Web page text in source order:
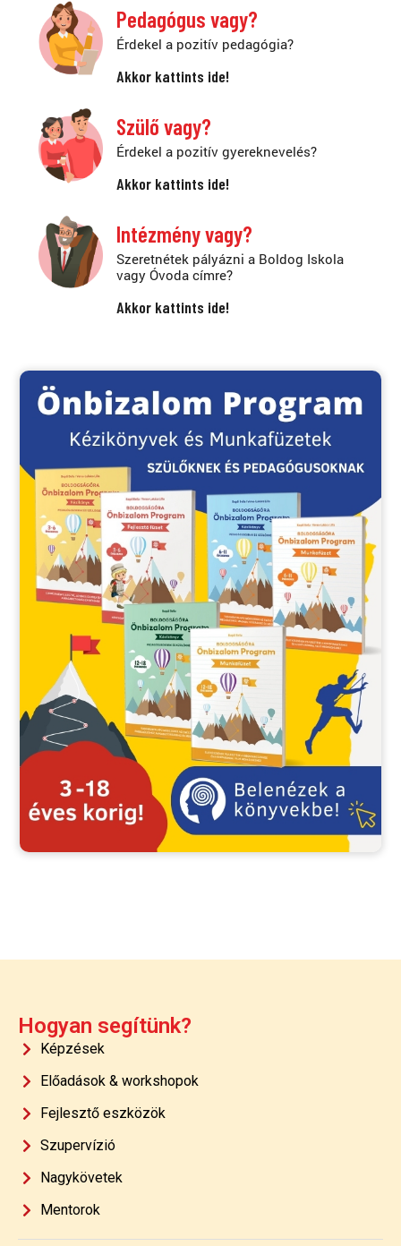
Pedagógus vagy?
Érdekel a pozitív pedagógia?
Akkor kattints ide!
Szülő vagy?
Érdekel a pozitív gyereknevelés?
Akkor kattints ide!
Intézmény vagy?
Szeretnétek pályázni a Boldog Iskola
vagy Óvoda címre?
Akkor kattints ide!
Hogyan segítünk?
Képzések
Előadások & workshopok
Fejlesztő eszközök
Szupervízió
Nagykövetek
Mentorok